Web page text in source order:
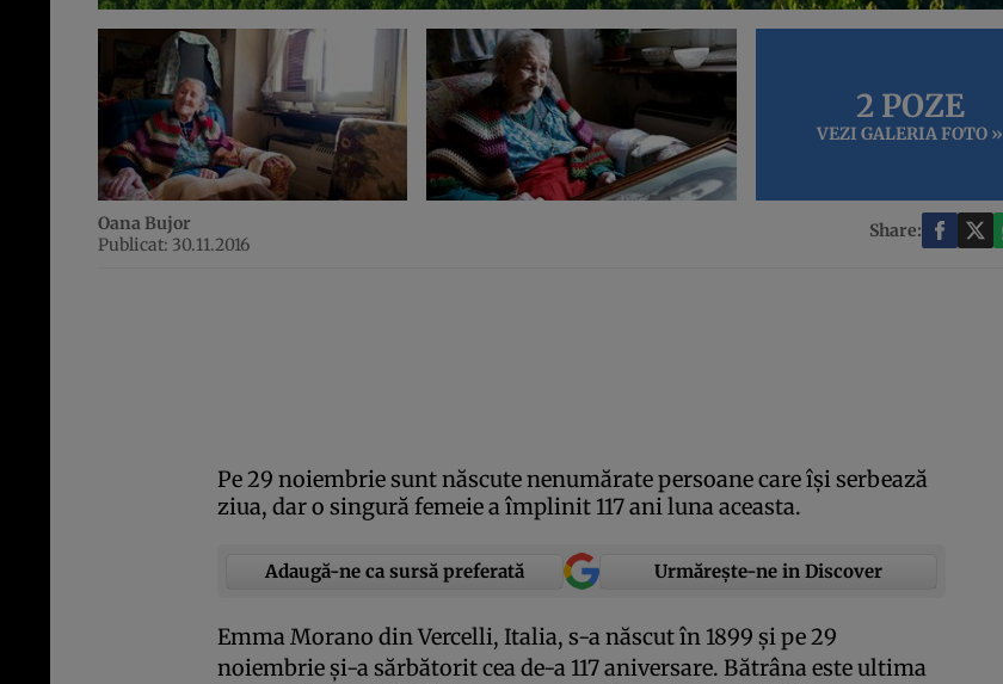
2 POZE
VEZI GALERIA FOTO »
Oana Bujor
Publicat: 30.11.2016
Share:
Pe 29 noiembrie sunt născute nenumărate persoane care îşi serbează
ziua, dar o singură femeie a împlinit 117 ani luna aceasta.
Adaugă-ne ca sursă preferată Urmărește-ne in Discover
Emma Morano din Vercelli, Italia, s-a născut în 1899 şi pe 29
noiembrie şi-a sărbătorit cea de-a 117 aniversare. Bătrâna este ultima